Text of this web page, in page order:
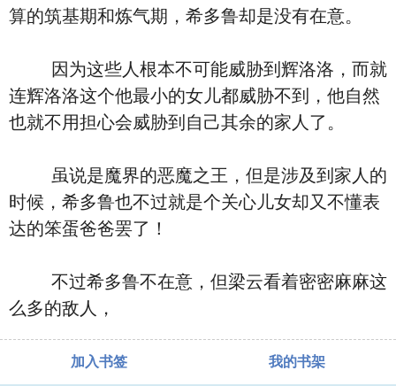
算的筑基期和炼气期，希多鲁却是没有在意。
因为这些人根本不可能威胁到辉洛洛，而就
连辉洛洛这个他最小的女儿都威胁不到，他自然
也就不用担心会威胁到自己其余的家人了。
虽说是魔界的恶魔之王，但是涉及到家人的
时候，希多鲁也不过就是个关心儿女却又不懂表
达的笨蛋爸爸罢了！
不过希多鲁不在意，但梁云看着密密麻麻这
么多的敌人，
加入书签 我的书架